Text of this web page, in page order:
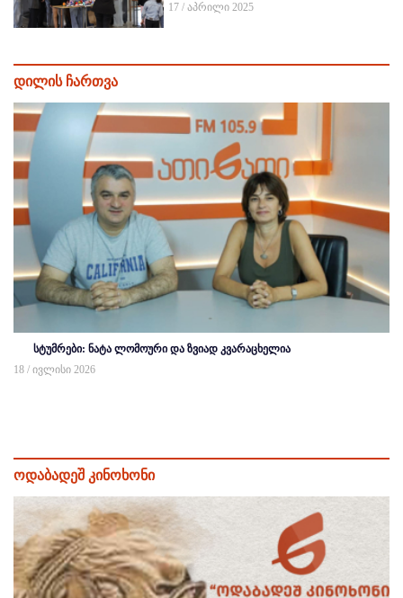
17 / აპრილი 2025
დილის ჩართვა
სტუმრები: ნატა ლომოური და ზვიად კვარაცხელია
18 / ივლისი 2026
ოდაბადეშ კინოხონი